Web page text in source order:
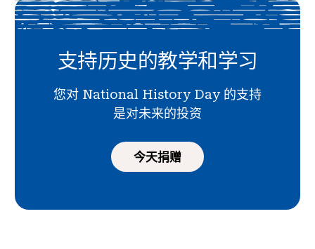
支持历史的教学和学习
您对 National History Day 的支持
是对未来的投资
今天捐赠